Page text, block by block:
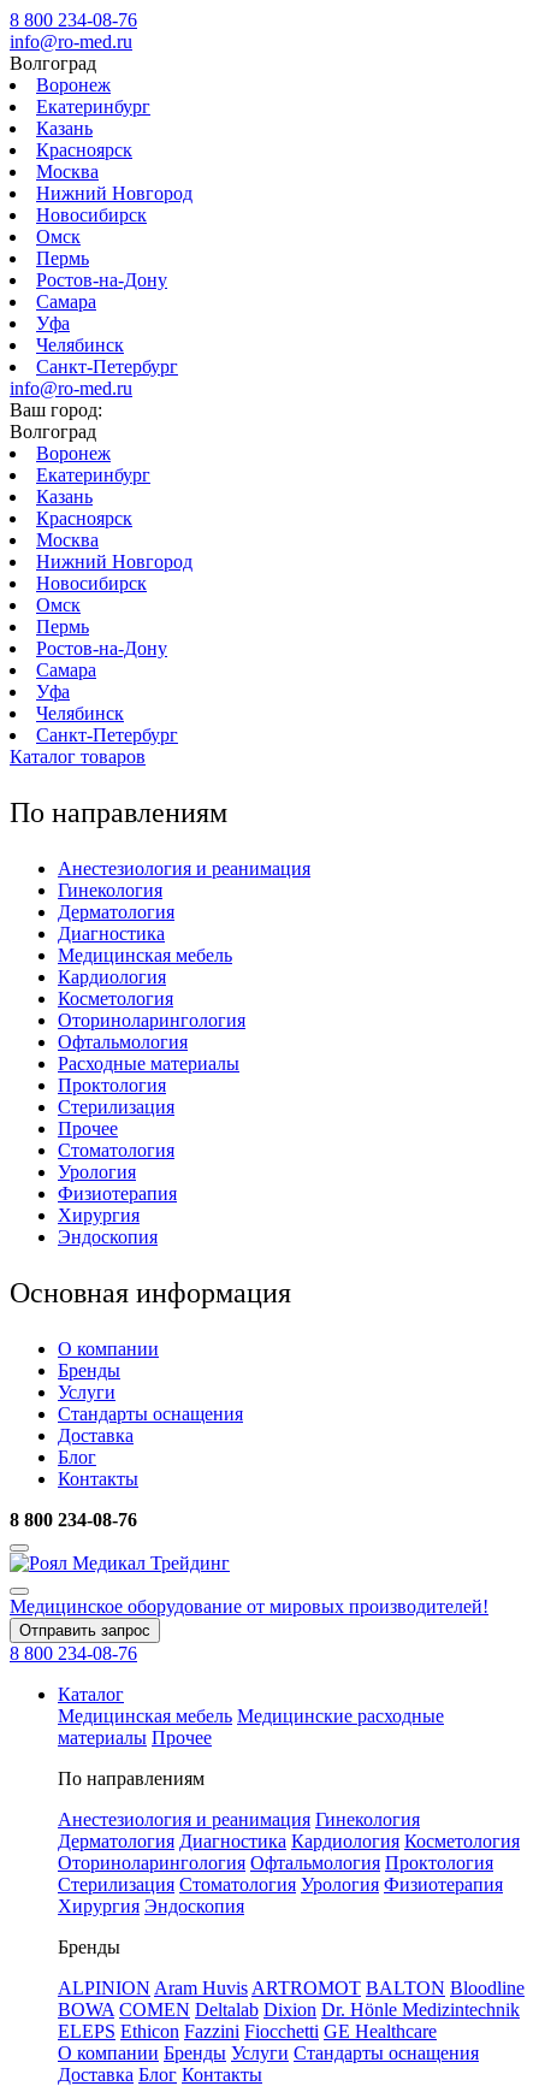
8 800 234-08-76
info@ro-med.ru
Волгоград
Воронеж
Екатеринбург
Казань
Красноярск
Москва
Нижний Новгород
Новосибирск
Омск
Пермь
Ростов-на-Дону
Самара
Уфа
Челябинск
Санкт-Петербург
info@ro-med.ru
Ваш город:
Волгоград
Воронеж
Екатеринбург
Казань
Красноярск
Москва
Нижний Новгород
Новосибирск
Омск
Пермь
Ростов-на-Дону
Самара
Уфа
Челябинск
Санкт-Петербург
Каталог товаров
По направлениям
Анестезиология и реанимация
Гинекология
Дерматология
Диагностика
Медицинская мебель
Кардиология
Косметология
Оториноларингология
Офтальмология
Расходные материалы
Проктология
Стерилизация
Прочее
Стоматология
Урология
Физиотерапия
Хирургия
Эндоскопия
Основная информация
О компании
Бренды
Услуги
Стандарты оснащения
Доставка
Блог
Контакты
8 800 234-08-76
Медицинское оборудование от мировых производителей!
Отправить запрос
8 800 234-08-76
Каталог
Медицинская мебель Медицинские расходные
материалы Прочее
По направлениям
Анестезиология и реанимация Гинекология
Дерматология Диагностика Кардиология Косметология
Оториноларингология Офтальмология Проктология
Стерилизация Стоматология Урология Физиотерапия
Хирургия Эндоскопия
Бренды
ALPINION Aram Huvis ARTROMOT BALTON Bloodline
BOWA COMEN Deltalab Dixion Dr. Hönle Medizintechnik
ELEPS Ethicon Fazzini Fiocchetti GE Healthcare
О компании Бренды Услуги Стандарты оснащения
Доставка Блог Контакты